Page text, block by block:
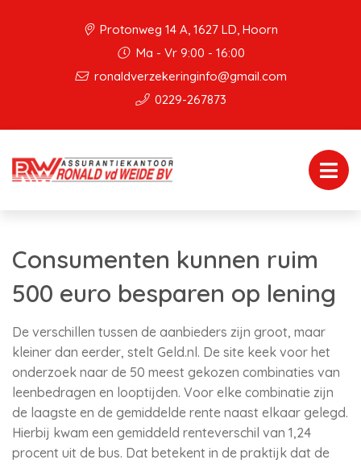
Protonweg 14 A, 1627 LD, Hoorn
Ma - Vr 9:00 - 16:00
ronaldverzekeringinfo@gmail.com
0229-267873
Consumenten kunnen ruim
500 euro besparen op lening
De verschillen tussen de aanbieders zijn groot, maar
kleiner dan eerder, stelt Geld.nl. De site keek voor het
onderzoek naar de 50 meest gekozen combinaties van
leenbedragen en looptijden. Voor elke combinatie zijn
de laagste en de gemiddelde rente naast elkaar gelegd.
Hierbij kwam een gemiddeld renteverschil van 1,24
procent uit de bus. Dat betekent in de praktijk dat de